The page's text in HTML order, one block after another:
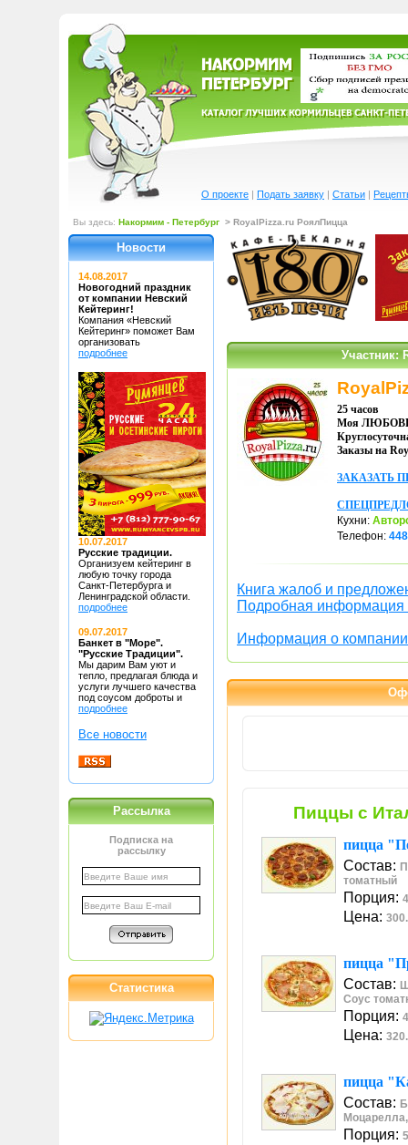
Участник:
25 часов
Моя
Заказы на
ЗАКАЗАТЬ
Кухни:
Телефон:
Книга жалоб и
Подробная информация
Информация о компании
Пиццы с
пицца
Состав:
томатный
Порция:
Цена:
пицца
Состав:
Соус
Порция:
Цена:
пицца
Состав:
Порция:
Новости
14.08.2017
Новогодний праздник
от компании Невский
Кейтеринг!
Компания «Невский
Кейтеринг» поможет Вам
организовать
подробнее
10.07.2017
Русские традиции.
Организуем кейтеринг в
любую точку города
Санкт-Петербурга и
Ленинградской области.
подробнее
09.07.2017
Банкет в "Море".
"Русские Традиции".
Мы дарим Вам уют и
тепло, предлагая блюда и
услуги лучшего качества
под соусом доброты и
подробнее
Все новости
Рассылка
Подписка на
рассылку
Статистика
О проекте | Подать заявку | Статьи |
Вы здесь: Накормим - Петербург > RoyalPizza.ru РоялПицца